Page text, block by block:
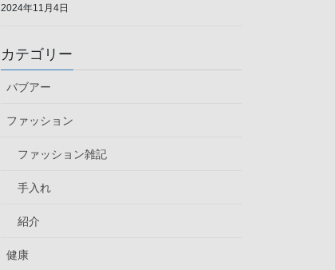
2024年11月4日
カテゴリー
バブアー
ファッション
ファッション雑記
手入れ
紹介
健康